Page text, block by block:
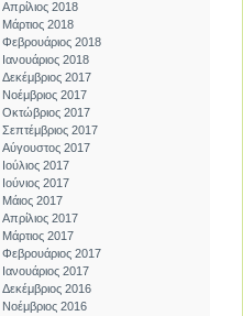
Απρίλιος 2018
Μάρτιος 2018
Φεβρουάριος 2018
Ιανουάριος 2018
Δεκέμβριος 2017
Νοέμβριος 2017
Οκτώβριος 2017
Σεπτέμβριος 2017
Αύγουστος 2017
Ιούλιος 2017
Ιούνιος 2017
Μάιος 2017
Απρίλιος 2017
Μάρτιος 2017
Φεβρουάριος 2017
Ιανουάριος 2017
Δεκέμβριος 2016
Νοέμβριος 2016